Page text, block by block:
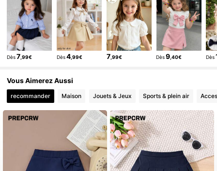
Dès7 ,99€ Dès4,99€ 7,99€ Dès9 ,40€ Dès
Vous Aimerez Aussi
recommander Maison Jouets & Jeux Sports & plein air